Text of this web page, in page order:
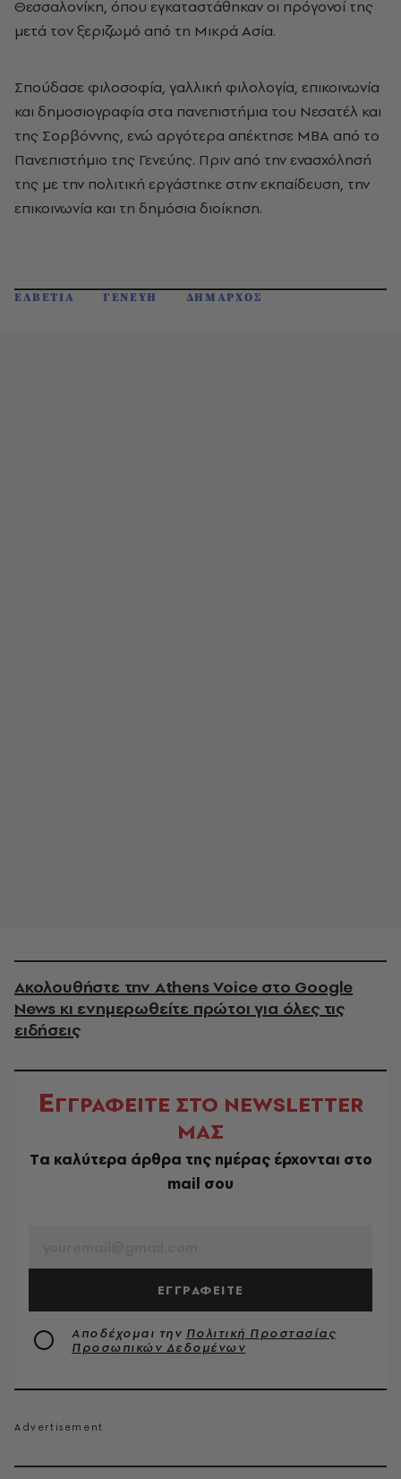
Θεσσαλονίκη, όπου εγκαταστάθηκαν οι πρόγονοί της
μετά τον ξεριζωμό από τη Μικρά Ασία.
Σπούδασε φιλοσοφία, γαλλική φιλολογία, επικοινωνία
και δημοσιογραφία στα πανεπιστήμια του Νεσατέλ και
της Σορβόννης, ενώ αργότερα απέκτησε MBA από το
Πανεπιστήμιο της Γενεύης. Πριν από την ενασχόλησή
της με την πολιτική εργάστηκε στην εκπαίδευση, την
επικοινωνία και τη δημόσια διοίκηση.
ΕΛΒΕΤΙΑ ΓΕΝΕΥΗ ΔΗΜΑΡΧΟΣ
Ακολουθήστε την Athens Voice στο Google
News κι ενημερωθείτε πρώτοι για όλες τις
ειδήσεις
ΕΓΓΡΑΦΕΙΤΕ ΣΤΟ NEWSLETTER
ΜΑΣ
Tα καλύτερα άρθρα της ημέρας έρχονται στο
mail σου
ΕΓΓΡΑΦΕΙΤΕ
Αποδέχομαι την Πολιτική Προστασίας
Προσωπικών Δεδομένων